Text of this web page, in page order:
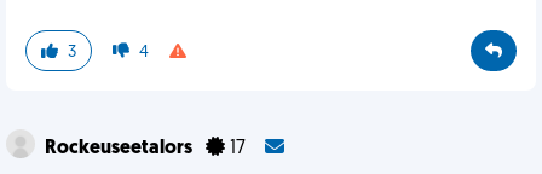
3 4
Rockeuseetalors 17